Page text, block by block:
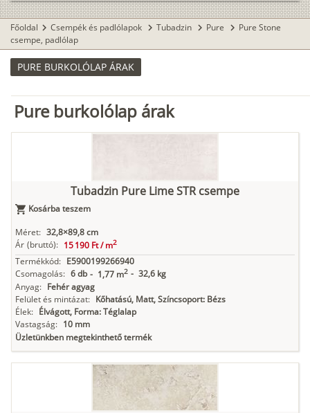
Főoldal chevron_right Csempék és padlólapok chevron_right Tubadzin chevron_right Pure chevron_right Pure Stone
csempe, padlólap
PURE BURKOLÓLAP ÁRAK
Pure burkolólap árak
Tubadzin Pure Lime STR csempe
Kosárba teszem
Méret: 32,8×89,8 cm
Ár (bruttó): 15 190 Ft /m2
Termékkód: E5900199266940
Csomagolás: 6 db - 1,77 m2 - 32,6 kg
Anyag: Fehér agyag
Felület és mintázat: Kőhatású, Matt, Színcsoport: Bézs
Élek: Élvágott, Forma: Téglalap
Vastagság: 10 mm
Üzletünkben megtekinthető termék